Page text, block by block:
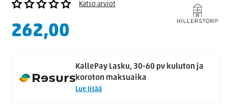
Katso arviot
262,00
KallePay Lasku, 30-60 pv kuluton ja
koroton maksuaika
Lue lisää